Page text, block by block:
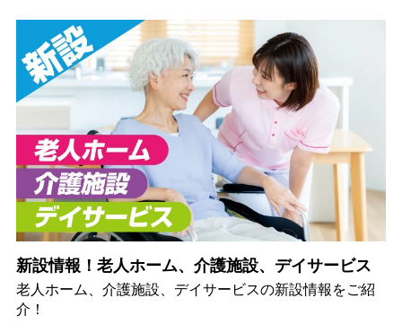
新設情報！老人ホーム、介護施設、デイサービス
老人ホーム、介護施設、デイサービスの新設情報をご紹
介！